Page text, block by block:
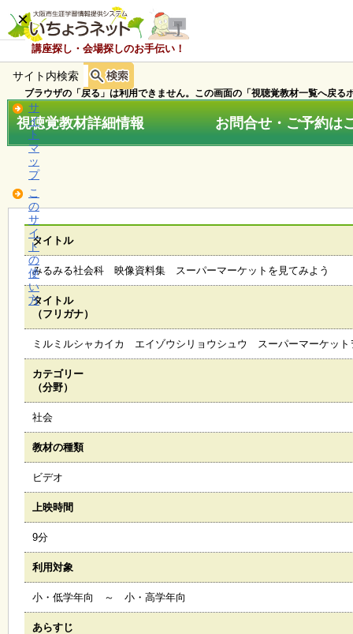
講座探し・会場探しのお手伝い！
×
ホ
ー
ム
知
ら
せ
講
座
・
イ
ベ
ト
設
約
い
木
サイト内検索
サ
イ
ト
マ
ッ
プ
こ
の
サ
イ
ト
の
使
い
方
ブラウザの「戻る」は利用できません。この画面の「視聴覚教材一覧へ戻る
視聴覚教材詳細情報 お問合せ・ご予約はこ
タイトル
みるみる社会科 映像資料集 スーパーマーケットを見てみよう
タイトル
（フリガナ）
ミルミルシャカイカ エイゾウシリョウシュウ スーパーマーケット
カテゴリー
（分野）
社会
教材の種類
ビデオ
上映時間
9分
利用対象
小・低学年向 ～ 小・高学年向
あらすじ